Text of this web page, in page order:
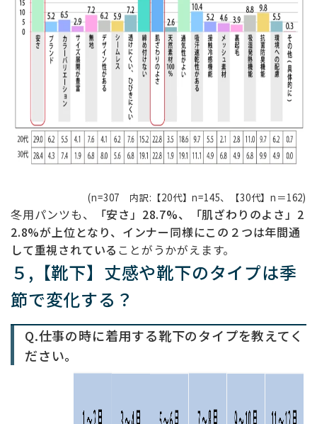
(n=307 内訳:【20代】n=145、【30代】n＝162)
冬用パンツも、
「安さ」28.7%、「肌ざわりのよさ」2
2.8%が上位となり、インナー同様にこの２つは年間通
して重視されている ことがうかがえます。
５,【靴下】丈感や靴下のタイプは季
節で変化する？
Q.仕事の時に着用する靴下のタイプを教えてく
ださい。